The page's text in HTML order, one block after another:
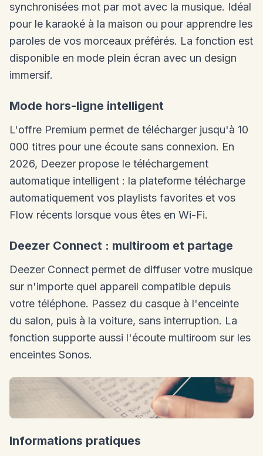
synchronisées mot par mot avec la musique. Idéal
pour le karaoké à la maison ou pour apprendre les
paroles de vos morceaux préférés. La fonction est
disponible en mode plein écran avec un design
immersif.
Mode hors-ligne intelligent
L'offre Premium permet de télécharger jusqu'à 10
000 titres pour une écoute sans connexion. En
2026, Deezer propose le téléchargement
automatique intelligent : la plateforme télécharge
automatiquement vos playlists favorites et vos
Flow récents lorsque vous êtes en Wi-Fi.
Deezer Connect : multiroom et partage
Deezer Connect permet de diffuser votre musique
sur n'importe quel appareil compatible depuis
votre téléphone. Passez du casque à l'enceinte
du salon, puis à la voiture, sans interruption. La
fonction supporte aussi l'écoute multiroom sur les
enceintes Sonos.
Informations pratiques